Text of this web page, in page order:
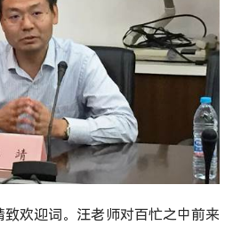
欢迎词。汪老师对百忙之中前来